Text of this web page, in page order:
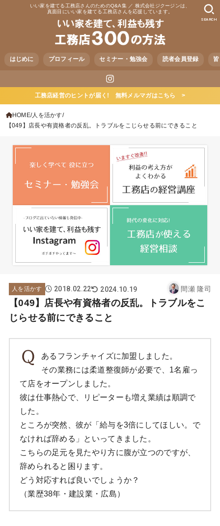
いい家を建てる工務店さんのためのQ&A集 ／ 株式会社ジクージンは、
真面目にいい家を建てる工務店さんを応援しています。
はじめに プロフィール セミナー・勉強会 読者会員登録
SEARCH
工務店経営のヒントが届く! 無料メルマガはこちら >
HOME 人を活かす
【049】店長や有資格者の反乱。トラブルをこじらせる前にできること
人を活かす 2018.02.22 2024.10.19 間瀬 隆司
【049】店長や有資格者の反乱。トラブルをこ
じらせる前にできること
あるフランチャイズに加盟しました。
その業務には柔道整復師が必要で、1名雇っ
て店をオープンしました。
彼は仕事熱心で、リピーターも増え業績は順調で
した。
ところが突然、彼が「給与を3倍にしてほしい。で
なければ辞める」といってきました。
こちらの足元を見たやり方に腹が立つのですが、
辞められると困ります。
どう対応すれば良いでしょうか？
（業歴38年・建設業・広島）